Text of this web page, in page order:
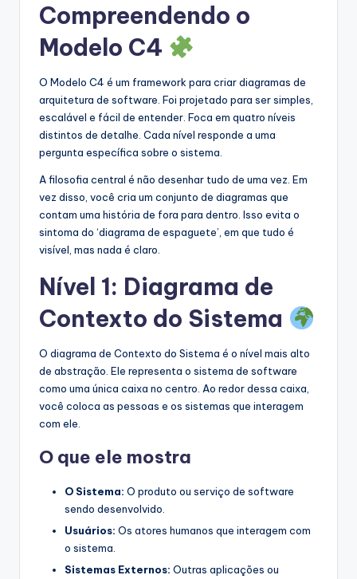
Compreendendo o
Modelo C4
O Modelo C4 é um framework para criar diagramas de
arquitetura de software. Foi projetado para ser simples,
escalável e fácil de entender. Foca em quatro níveis
distintos de detalhe. Cada nível responde a uma
pergunta específica sobre o sistema.
A filosofia central é não desenhar tudo de uma vez. Em
vez disso, você cria um conjunto de diagramas que
contam uma história de fora para dentro. Isso evita o
sintoma do ‘diagrama de espaguete’, em que tudo é
visível, mas nada é claro.
Nível 1: Diagrama de
Contexto do Sistema
O diagrama de Contexto do Sistema é o nível mais alto
de abstração. Ele representa o sistema de software
como uma única caixa no centro. Ao redor dessa caixa,
você coloca as pessoas e os sistemas que interagem
com ele.
O que ele mostra
O Sistema: O produto ou serviço de software
sendo desenvolvido.
Usuários: Os atores humanos que interagem com
o sistema.
Sistemas Externos: Outras aplicações ou